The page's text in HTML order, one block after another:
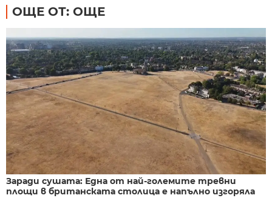
ОЩЕ ОТ: ОЩЕ
Заради сушата: Една от най-големите тревни
площи в британската столица е напълно изгоряла